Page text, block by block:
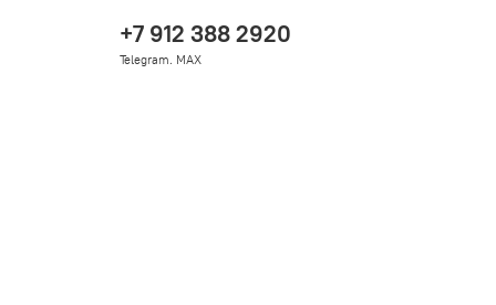
+7 912 388 2920
Telegram. MAX